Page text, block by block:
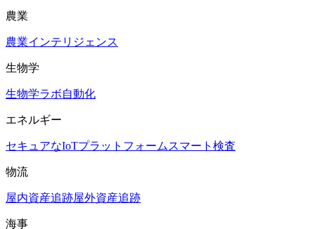
農業
農業インテリジェンス
生物学
生物学ラボ自動化
エネルギー
セキュアなIoTプラットフォーム スマート検査
物流
屋内資産追跡屋外資産追跡
海事